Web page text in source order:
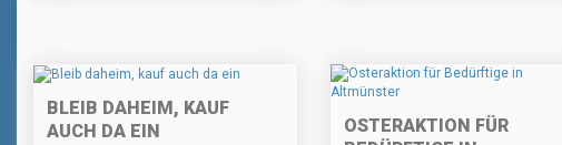
BLEIB DAHEIM, KAUF
AUCH DA EIN
OSTERAKTION FÜR